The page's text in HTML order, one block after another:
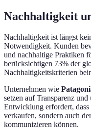
Nachhaltigkeit
Nachhaltigkeit ist längst
Notwendigkeit. Kunden
und nachhaltige Praktiken
berücksichtigen 73% der
Nachhaltigkeitskriterien
Unternehmen wie
setzen auf Transparenz
Entwicklung erfordert,
verkaufen, sondern auch
kommunizieren können.